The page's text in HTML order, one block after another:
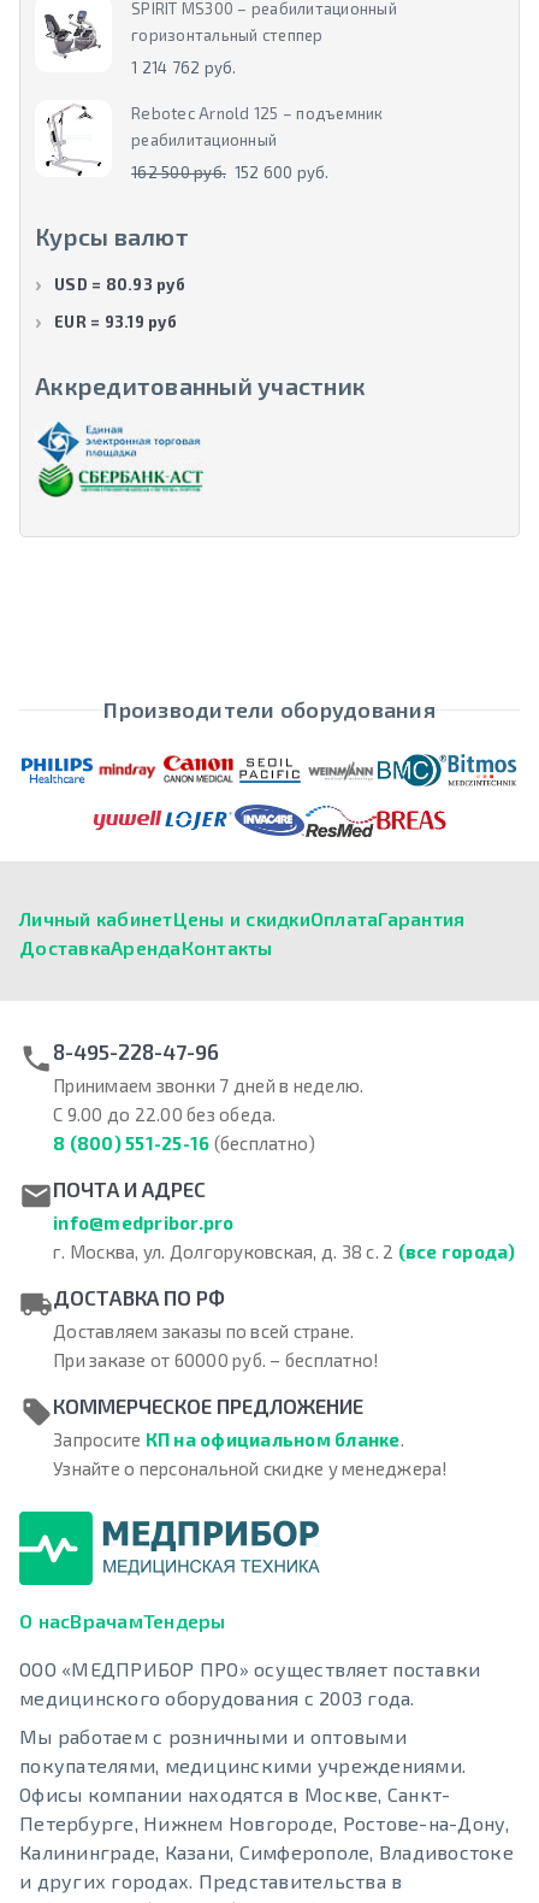
SPIRIT MS300 – реабилитационный
горизонтальный степпер
1 214 762 руб.
Rebotec Arnold 125 – подъемник
реабилитационный
162 500 руб. 152 600 руб.
Курсы валют
USD = 80.93 руб
EUR = 93.19 руб
Аккредитованный участник
Производители оборудования
Личный кабинетЦены и скидкиОплатаГарантия
ДоставкаАрендаКонтакты
8-495-228-47-96
Принимаем звонки 7 дней в неделю.
С 9.00 до 22.00 без обеда.
8 (800) 551-25-16 (бесплатно)
ПОЧТА И АДРЕС
info@medpribor.pro
г. Москва, ул. Долгоруковская, д. 38 с. 2 (все города)
ДОСТАВКА ПО РФ
Доставляем заказы по всей стране.
При заказе от 60000 руб. – бесплатно!
КОММЕРЧЕСКОЕ ПРЕДЛОЖЕНИЕ
Запросите КП на официальном бланке.
Узнайте о персональной скидке у менеджера!
О насВрачамТендеры
ООО «МЕДПРИБОР ПРО» осуществляет поставки
медицинского оборудования с 2003 года.
Мы работаем с розничными и оптовыми
покупателями, медицинскими учреждениями.
Офисы компании находятся в Москве, Санкт-
Петербурге, Нижнем Новгороде, Ростове-на-Дону,
Калининграде, Казани, Симферополе, Владивостоке
и других городах. Представительства в